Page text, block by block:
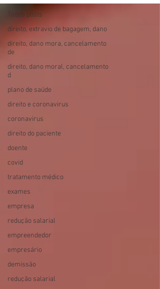
Todos posts
direito, extravio de bagagem, dano
direito, dano mora, cancelamento
de
direito, dano moral, cancelamento
d
plano de saúde
direito e coronavirus
coronavirus
direito do paciente
doente
covid
tratamento médico
exames
empresa
redução salarial
empreendedor
empresário
demissão
redução salarial